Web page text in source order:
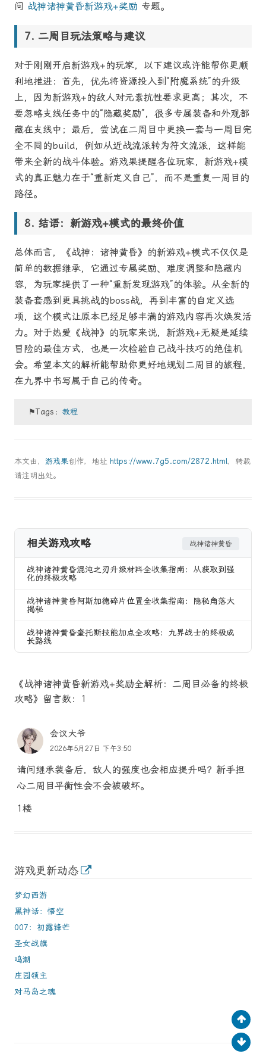
问 战神诸神黄昏新游戏+奖励 专题。
二周目玩法策略与建议
对于刚刚开启新游戏+的玩家，以下建议或许能帮你更顺
利地推进：首先，优先将资源投入到“附魔系统”的升级
上，因为新游戏+的敌人对元素抗性要求更高；其次，不
要忽略支线任务中的“隐藏奖励”，很多专属装备和外观都
藏在支线中；最后，尝试在二周目中更换一套与一周目完
全不同的build，例如从近战流派转为符文流派，这样能
带来全新的战斗体验。游戏果提醒各位玩家，新游戏+模
式的真正魅力在于“重新定义自己”，而不是重复一周目的
路径。
结语：新游戏+模式的最终价值
总体而言，《战神：诸神黄昏》的新游戏+模式不仅仅是
简单的数据继承，它通过专属奖励、难度调整和隐藏内
容，为玩家提供了一种“重新发现游戏”的体验。从全新的
装备套感到更具挑战的boss战，再到丰富的自定义选
项，这个模式让原本已经足够丰满的游戏内容再次焕发活
力。对于热爱《战神》的玩家来说，新游戏+无疑是延续
冒险的最佳方式，也是一次检验自己战斗技巧的绝佳机
会。希望本文的解析能帮助你更好地规划二周目的旅程，
在九界中书写属于自己的传奇。
⚑Tags：教程
本文由， 游戏果创作，地址 https://www.7g5.com/2872.html，转载
请注明出处。
相关游戏攻略 战神诸神黄昏
战神诸神黄昏混沌之刃升级材料全收集指南：从获取到强
化的终极攻略
战神诸神黄昏阿斯加德碎片位置全收集指南：隐秘角落大
揭秘
战神诸神黄昏奎托斯技能加点全攻略：九界战士的终极成
长路线
《战神诸神黄昏新游戏+奖励全解析：二周目必备的终极
攻略》留言数：1
会议大爷
2026年5月27日 下午3:50
请问继承装备后，敌人的强度也会相应提升吗？新手担
心二周目平衡性会不会被破坏。
1楼
游戏更新动态
梦幻西游
黑神话：悟空
007：初露锋芒
圣女战旗
鸣潮
庄园领主
对马岛之魂